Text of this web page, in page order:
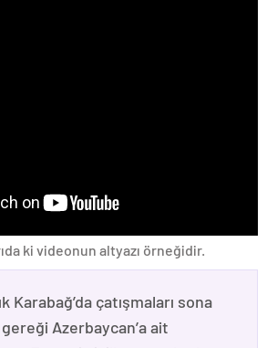
ki videonun altyazı örneğidir.
Karabağ’da çatışmaları sona
Azerbaycan’a ait